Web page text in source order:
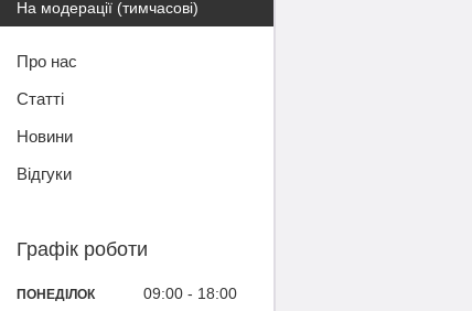
На модерації (тимчасові)
Про нас
Статті
Новини
Відгуки
Графік роботи
ПОНЕДІЛОК 09:00 18:00